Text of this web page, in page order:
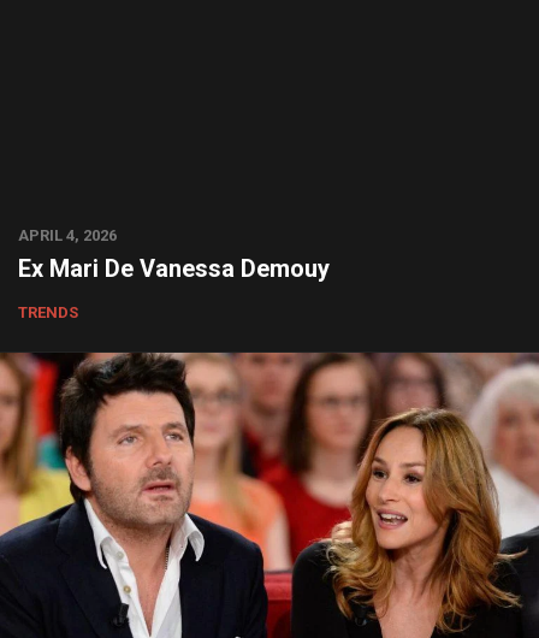
APRIL 4, 2026
Ex Mari De Vanessa Demouy
TRENDS